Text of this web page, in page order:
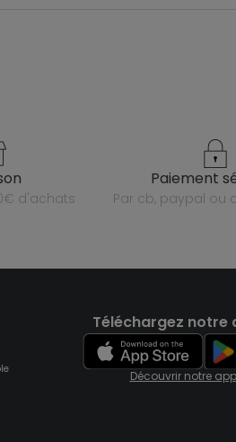
d'achats
paiement
par cb, paypal ou
Téléchargez notre
Découvrir notre